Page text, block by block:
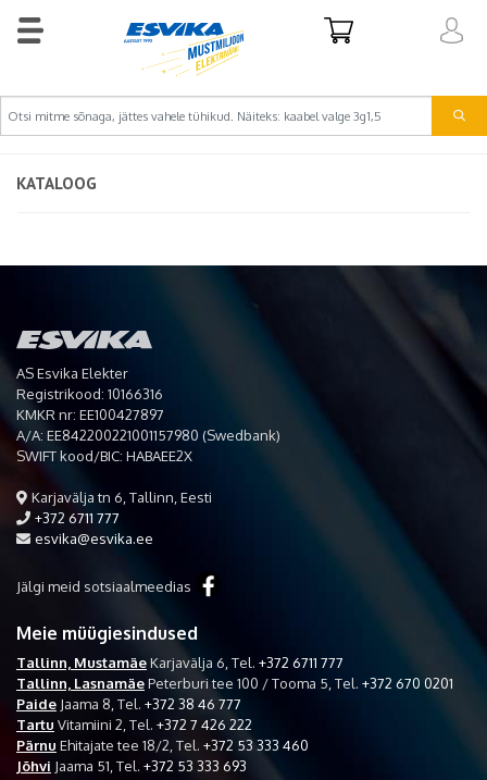
KATALOOG
AS Esvika Elekter
Registrikood: 10166316
KMKR nr: EE100427897
A/A: EE842200221001157980 (Swedbank)
SWIFT kood/BIC: HABAEE2X
Karjavälja tn 6, Tallinn, Eesti
+372 6711 777
esvika@esvika.ee
Jälgi meid sotsiaalmeedias
Meie müügiesindused
Tallinn, MustamäeKarjavälja 6, Tel. +372 6711 777
Tallinn, LasnamäePeterburi tee 100 / Tooma 5, Tel. +372 670 0201
Paide Jaama 8, Tel. +372 38 46 777
Tartu Vitamiini 2, Tel. +372 7 426 222
Pärnu Ehitajate tee 18/2, Tel. +372 53 333 460
Jõhvi Jaama 51, Tel. +372 53 333 693